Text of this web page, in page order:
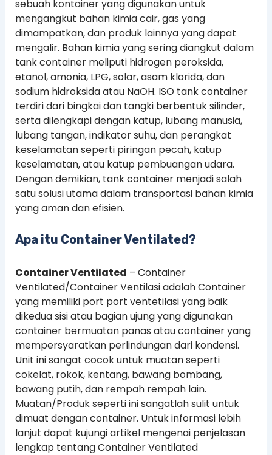
sebuah kontainer yang digunakan untuk
mengangkut bahan kimia cair, gas yang
dimampatkan, dan produk lainnya yang dapat
mengalir. Bahan kimia yang sering diangkut dalam
tank container meliputi hidrogen peroksida,
etanol, amonia, LPG, solar, asam klorida, dan
sodium hidroksida atau NaOH. ISO tank container
terdiri dari bingkai dan tangki berbentuk silinder,
serta dilengkapi dengan katup, lubang manusia,
lubang tangan, indikator suhu, dan perangkat
keselamatan seperti piringan pecah, katup
keselamatan, atau katup pembuangan udara.
Dengan demikian, tank container menjadi salah
satu solusi utama dalam transportasi bahan kimia
yang aman dan efisien.
Apa itu Container Ventilated?
Container Ventilated – Container
Ventilated/Container Ventilasi adalah Container
yang memiliki port port ventetilasi yang baik
dikedua sisi atau bagian ujung yang digunakan
container bermuatan panas atau container yang
mempersyaratkan perlindungan dari kondensi.
Unit ini sangat cocok untuk muatan seperti
cokelat, rokok, kentang, bawang bombang,
bawang putih, dan rempah rempah lain.
Muatan/Produk seperti ini sangatlah sulit untuk
dimuat dengan container. Untuk informasi lebih
lanjut dapat kujungi artikel mengenai penjelasan
lengkap tentang Container Ventilated